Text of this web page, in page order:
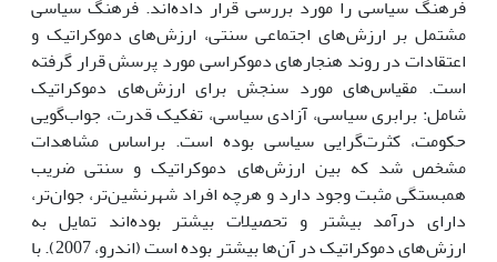
فرهنگ سیاسى را مورد بررسى قرار داده‌اند. فرهنگ سیاسى
مشتمل بر ارزش‌هاى اجتماعى سنتى، ارزش‌هاى دموکراتیک و
اعتقادات در روند هنجارهاى دموکراسى مورد پرسش قرار گرفته
است. مقیاس‌هاى مورد سنجش براى ارزش‌هاى دموکراتیک
شامل: برابرى سیاسى، آزادى سیاسى، تفکیک قدرت، جواب‌گویى
حکومت، کثرت‌گرایى سیاسى بوده است. براساس مشاهدات
مشخص شد که بین ارزش‌هاى دموکراتیک و سنتى ضریب
همبستگى مثبت وجود دارد و هرچه افراد شهرنشین‌تر، جوان‌تر،
داراى درآمد بیشتر و تحصیلات بیشتر بوده‌اند تمایل به
ارزش‌هاى دموکراتیک در آن‌ها بیشتر بوده است (اندرو، 2007). با